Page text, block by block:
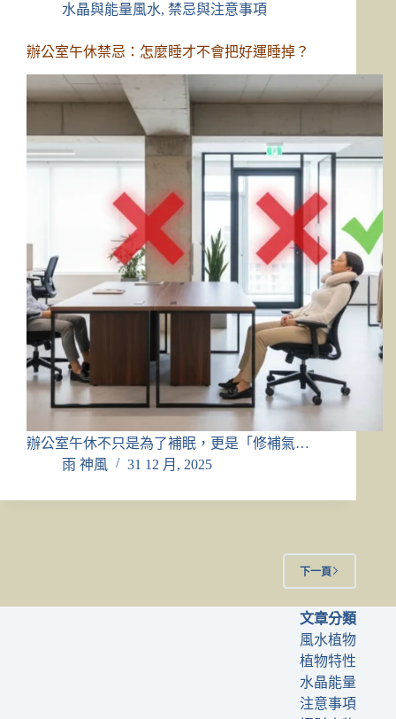
水晶與能量風水, 禁忌與注意事項
辦公室午休禁忌：怎麼睡才不會把好運睡掉？
辦公室午休不只是為了補眠，更是「修補氣…
雨 神風
31 12 月, 2025
下一頁
文章分類
風水植物
植物特性
水晶能量
注意事項